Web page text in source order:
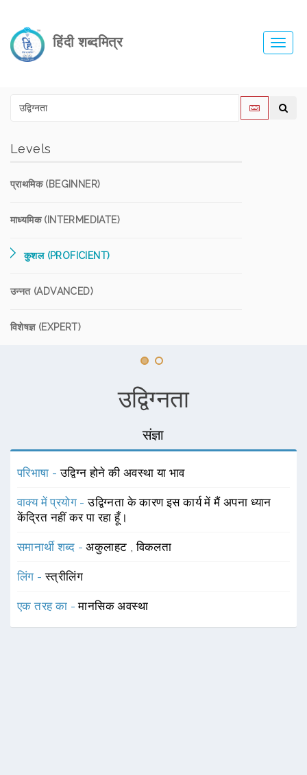
हिंदी शब्दमित्र
Levels
प्राथमिक (BEGINNER)
माध्यमिक (INTERMEDIATE)
कुशल (PROFICIENT)
उन्नत (ADVANCED)
विशेषज्ञ (EXPERT)
उद्विग्नता
संज्ञा
परिभाषा -उद्विग्न होने की अवस्था या भाव
वाक्य में प्रयोग -उद्विग्नता के कारण इस कार्य में मैं अपना ध्यान
केंद्रित नहीं कर पा रहा हूँ।
समानार्थी शब्द -अकुलाहट ,विकलता
लिंग -स्त्रीलिंग
एक तरह का -मानसिक अवस्था